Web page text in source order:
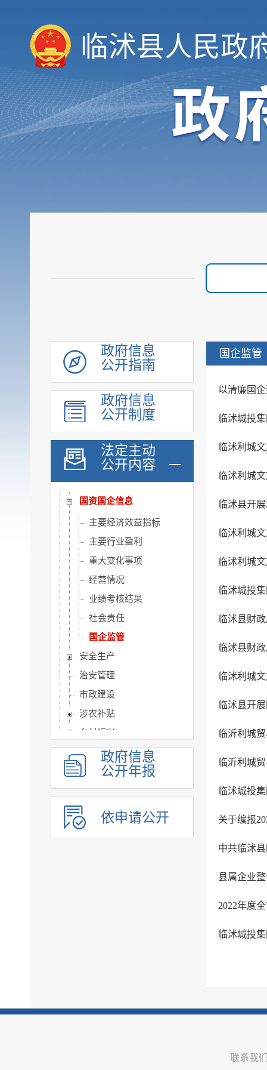
临沭县人民政
政府信息
公开指南
政府信息
公开制度
法定主动
公开内容
机构职能
履职依据
会议公开
决策公开
规划计划
统计信息
公共服务
审计公开
行政执法公示
信用信息
价格与减税降费
市场监管
稳岗就业
国资国企信息
主要经济效益指标
主要行业盈利
重大变化事项
经营情况
业绩考核结果
社会责任
国企监管
安全生产
治安管理
市政建设
涉农补贴
乡村振兴
人事信息
建议提案办理
政务公开保障机制
公共企事业单位信息公开
政府信息
公开年报
依申请公开
国企监管
以清廉国
临沭城投
临沭利城
临沭利城
临沭县开
临沭利城
临沭利城
临沭城投
临沭县财
临沭县财
临沭利城
临沭县开
临沂利城
临沂利城
临沭城投
关于编报
县属企业
2022年度
临沭城投
联系我